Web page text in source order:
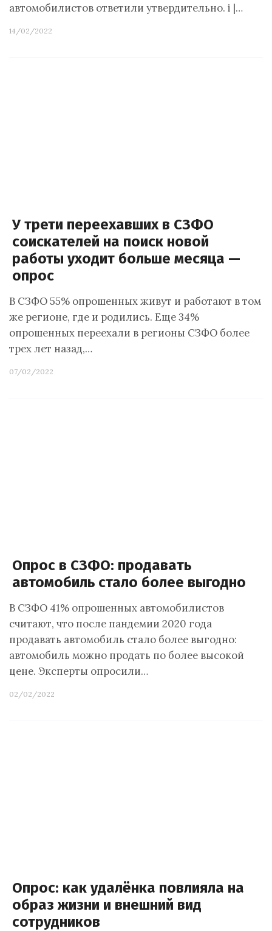
автомобилистов ответили утвердительно. i |…
14/02/2022
У трети переехавших в СЗФО
соискателей на поиск новой
работы уходит больше месяца —
опрос
В СЗФО 55% опрошенных живут и работают в том
же регионе, где и родились. Еще 34%
опрошенных переехали в регионы СЗФО более
трех лет назад,…
07/02/2022
Опрос в СЗФО: продавать
автомобиль стало более выгодно
В СЗФО 41% опрошенных автомобилистов
считают, что после пандемии 2020 года
продавать автомобиль стало более выгодно:
автомобиль можно продать по более высокой
цене. Эксперты опросили…
02/02/2022
Опрос: как удалёнка повлияла на
образ жизни и внешний вид
сотрудников